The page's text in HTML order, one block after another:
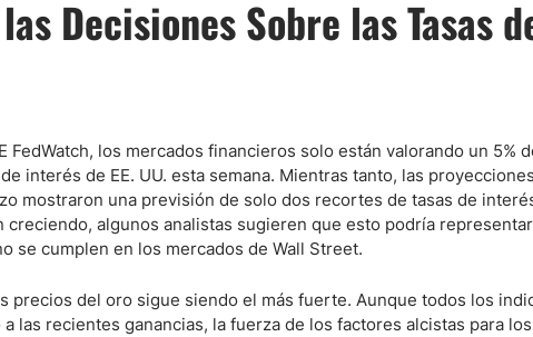
Decisiones Sobre las Tasas
FedWatch, los mercados financieros solo están valorando un 5%
interés de EE. UU. esta semana. Mientras tanto, las
mostraron una previsión de solo dos recortes de tasas de
creciendo, algunos analistas sugieren que esto podría
se cumplen en los mercados de Wall Street.
precios del oro sigue siendo el más fuerte. Aunque todos los
las recientes ganancias, la fuerza de los factores alcistas para